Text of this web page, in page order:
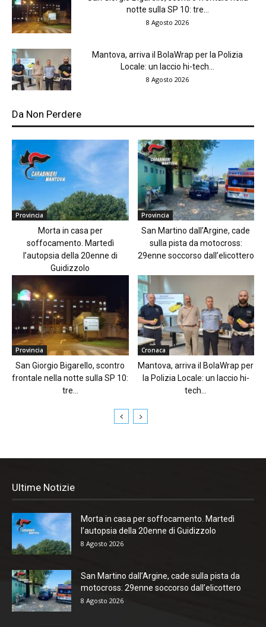
notte sulla SP 10: tre...
8 Agosto 2026
Mantova, arriva il BolaWrap per la Polizia
Locale: un laccio hi-tech...
8 Agosto 2026
Da Non Perdere
Provincia
Morta in casa per
soffocamento. Martedì
l’autopsia della 20enne di
Guidizzolo
Provincia
San Martino dall’Argine, cade
sulla pista da motocross:
29enne soccorso dall’elicottero
Provincia
San Giorgio Bigarello, scontro
frontale nella notte sulla SP 10:
tre...
Cronaca
Mantova, arriva il BolaWrap per
la Polizia Locale: un laccio hi-
tech...
Ultime Notizie
Morta in casa per soffocamento. Martedì
l’autopsia della 20enne di Guidizzolo
8 Agosto 2026
San Martino dall’Argine, cade sulla pista da
motocross: 29enne soccorso dall’elicottero
8 Agosto 2026